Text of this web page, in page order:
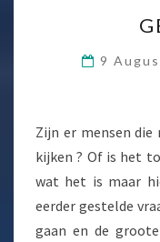
9
Zijn er mensen die
kijken ? Of is het
wat het is maar
eerder gestelde
gaan en de